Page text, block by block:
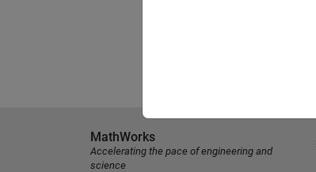
MathWorks
Accelerating the pace of engineering and
science